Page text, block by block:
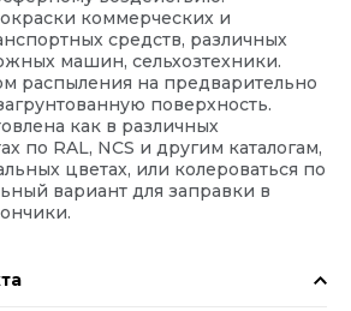
коммерческих и
средств, различных
машин, сельхозтехники.
распыления на предварительно
поверхность.
как в различных
по RAL, NCS и другим каталогам,
цветах, или колероваться по
вариант для заправки в